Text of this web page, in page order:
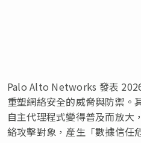
Palo Alto Networks 發表
重塑網絡安全的威脅與防禦。
自主代理程式變得普及而放大
絡攻擊對象，產生「數據信任